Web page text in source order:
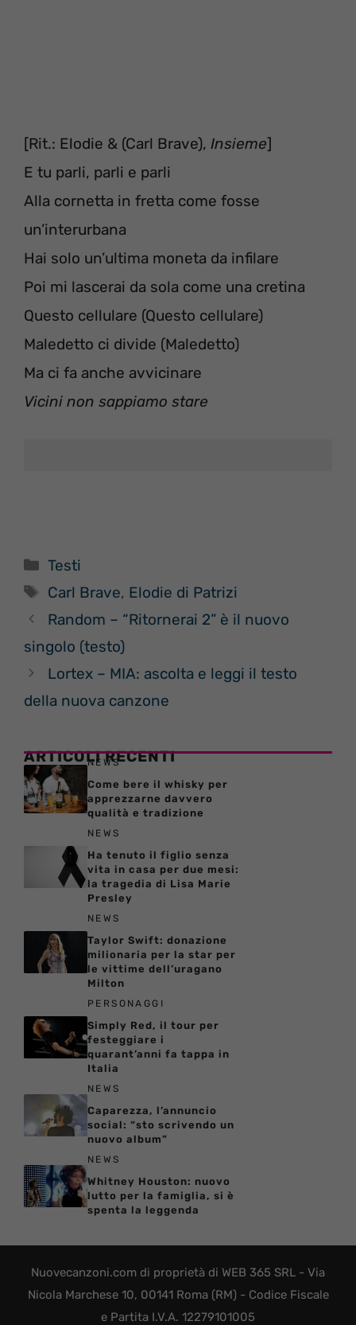
[Rit.: Elodie & (Carl Brave), Insieme]
E tu parli, parli e parli
Alla cornetta in fretta come fosse
un’interurbana
Hai solo un’ultima moneta da infilare
Poi mi lascerai da sola come una cretina
Questo cellulare (Questo cellulare)
Maledetto ci divide (Maledetto)
Ma ci fa anche avvicinare
Vicini non sappiamo stare
Categorie
Testi
Tag
Carl Brave, Elodie di Patrizi
Random – “Ritornerai 2” è il nuovo
singolo (testo)
Lortex – MIA: ascolta e leggi il testo
della nuova canzone
ARTICOLI RECENTI
NEWS
Come bere il whisky per
apprezzarne davvero
qualità e tradizione
NEWS
Ha tenuto il figlio senza
vita in casa per due mesi:
la tragedia di Lisa Marie
Presley
NEWS
Taylor Swift: donazione
milionaria per la star per
le vittime dell’uragano
Milton
PERSONAGGI
Simply Red, il tour per
festeggiare i
quarant’anni fa tappa in
Italia
NEWS
Caparezza, l’annuncio
social: “sto scrivendo un
nuovo album”
NEWS
Whitney Houston: nuovo
lutto per la famiglia, si è
spenta la leggenda
Nuovecanzoni.com di proprietà di WEB 365 SRL - Via
Nicola Marchese 10, 00141 Roma (RM) - Codice Fiscale
e Partita I.V.A. 12279101005